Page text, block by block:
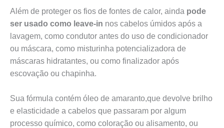
Além de proteger os fios de fontes de calor, ainda pode
ser usado como leave-in nos cabelos úmidos após a
lavagem, como condutor antes do uso de condicionador
ou máscara, como misturinha potencializadora de
máscaras hidratantes, ou como finalizador após
escovação ou chapinha.
Sua fórmula contém óleo de amaranto,que devolve brilho
e elasticidade a cabelos que passaram por algum
processo químico, como coloração ou alisamento, ou